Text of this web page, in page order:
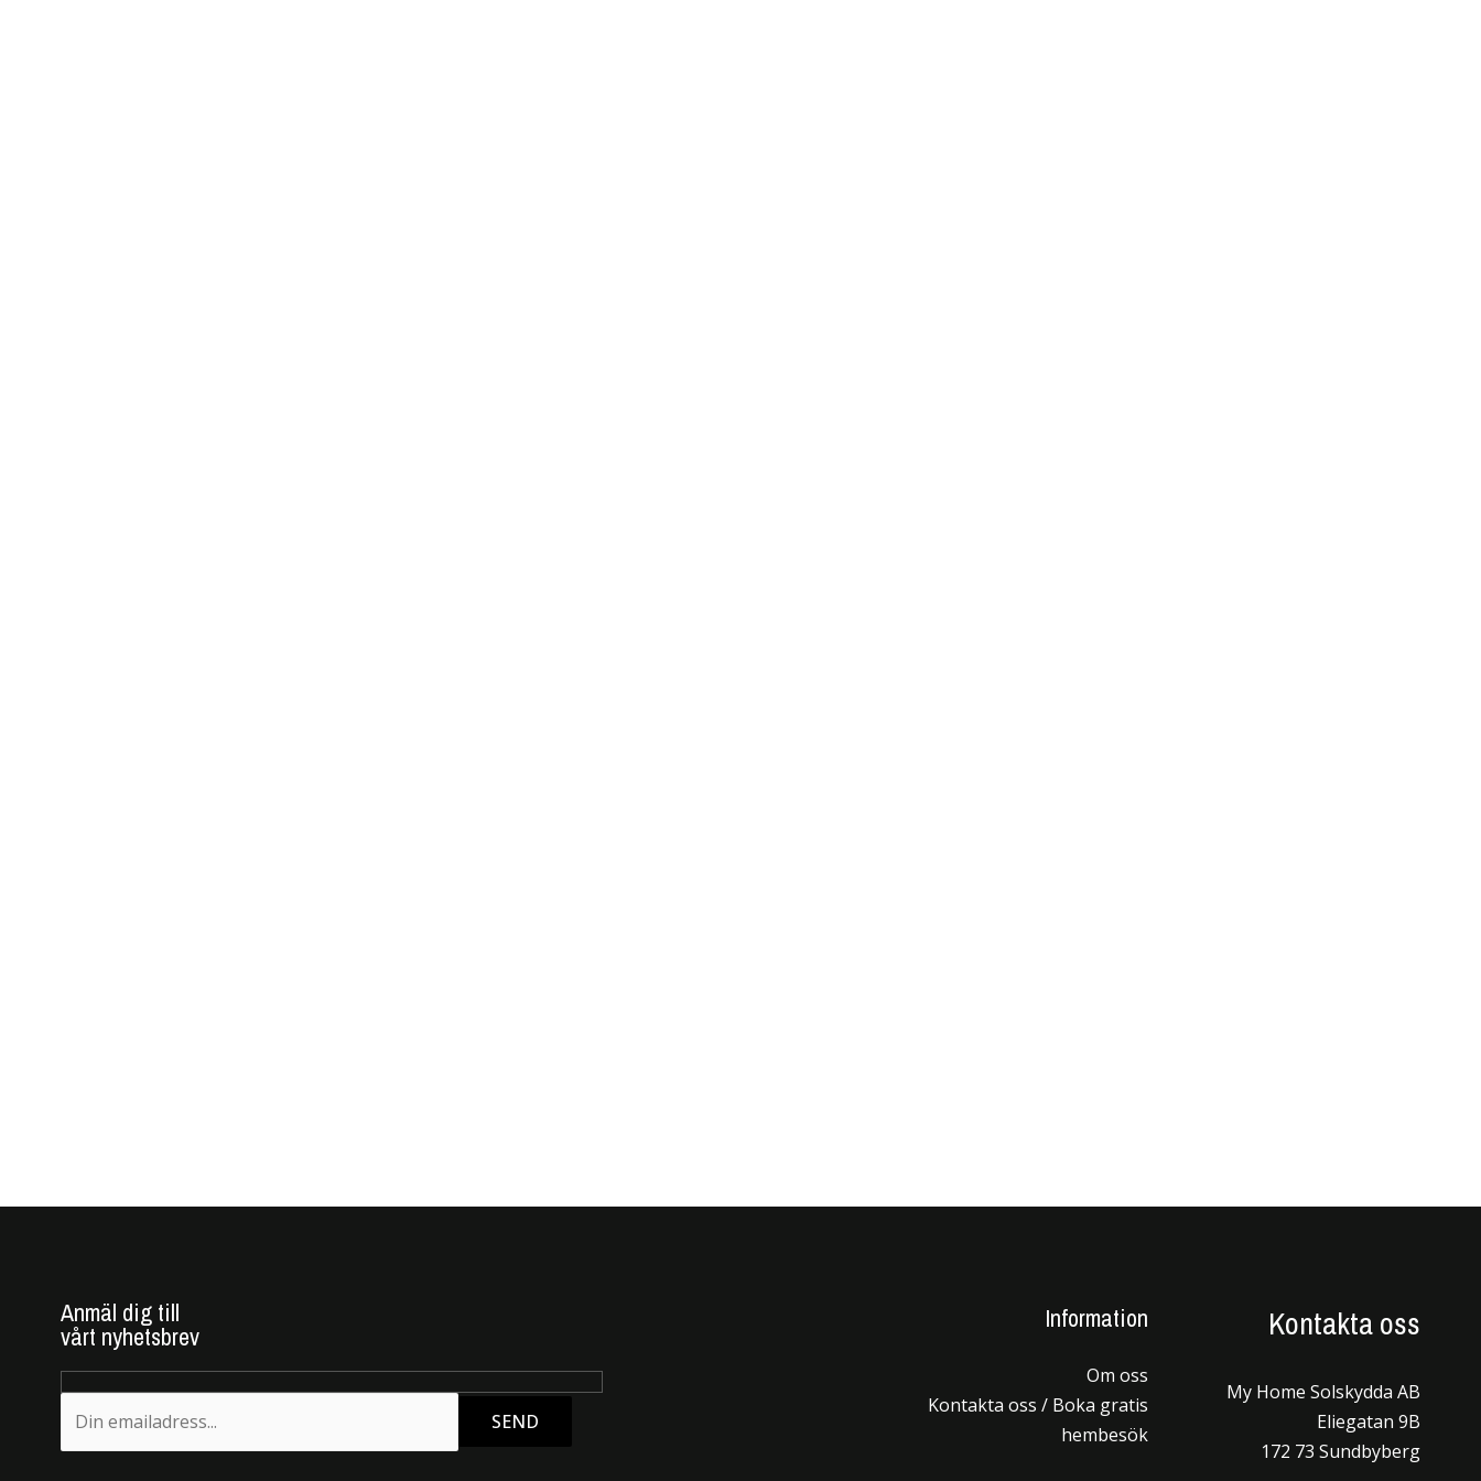
Anmäl dig till
vårt nyhetsbrev
SEND
Information
Om oss
Kontakta oss / Boka gratis
hembesök
Kontakta oss
My Home Solskydda AB
Eliegatan 9B
172 73 Sundbyberg